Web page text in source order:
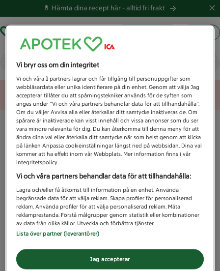
💊 Hämta dina recept här -alltid fri frakt
Vad letar du efter idag?
Unknown error
Vi bryr oss om din integritet
Vi och våra1 partners lagrar och får tillgång till personuppgifter som
webbläsardata eller unika identifierare på din enhet. Genom att välja Jag
accepterar tillåter du att spårningstekniker används för de syften som
anges under ”Vi och våra partners behandlar data för att tillhandahålla”.
Om du väljer Avvisa alla eller återkallar ditt samtycke inaktiveras de. Om
spårare är inaktiverade kan visst innehåll och vissa annonser som du ser
vara mindre relevanta för dig. Du kan återkomma till denna meny för att
ändra dina val eller återkalla ditt samtycke när som helst genom att klicka
på länken Anpassa cookieinställningar längst ned på webbsidan. Dina val
kommer att ha effekt inom vår Webbplats. Mer information finns i vår
integritetspolicy.
Vi och våra partners behandlar data för att tillhandahålla:
Lagra och/eller få åtkomst till information på en enhet. Använda
begränsade data för att välja reklam. Skapa profiler för personaliserad
reklam. Använda profiler för att välja personaliserad reklam. Mäta
reklamprestanda. Förstå målgrupper genom statistik eller kombinationer
av data från olika källor. Utveckla och förbättra tjänster.
Lista över partner (leverantörer)
Jag accepterar